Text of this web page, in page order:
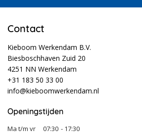
Contact
Kieboom Werkendam B.V.
Biesboschhaven Zuid 20
4251 NN Werkendam
+31 183 50 33 00
info@kieboomwerkendam.nl
Openingstijden
Ma t/m vr 07:30 - 17:30